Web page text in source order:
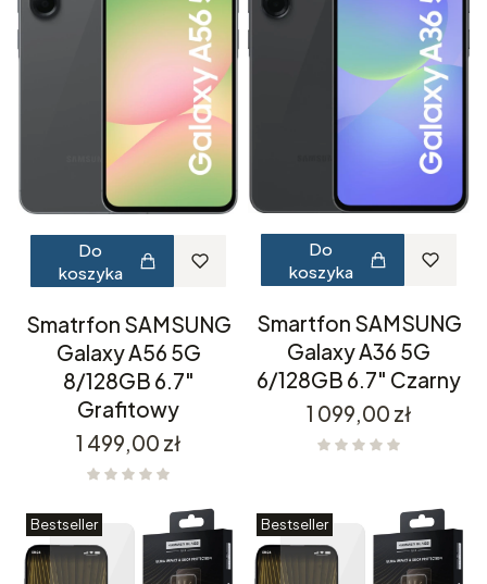
Do
koszyka
Smatrfon SAMSUNG
Galaxy A56 5G
8/128GB 6.7"
Grafitowy
Cena
1 499,00 zł
Do
koszyka
Smartfon SAMSUNG
Galaxy A36 5G
6/128GB 6.7" Czarny
Cena
1 099,00 zł
Bestseller Bestseller